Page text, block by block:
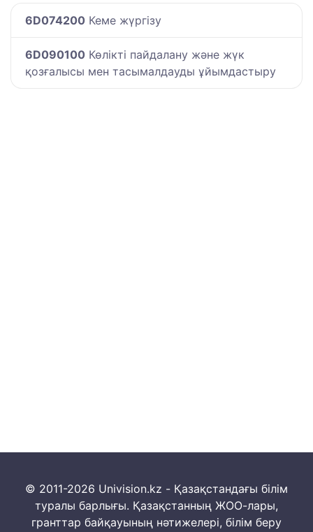
6D074200 Кеме жүргізу
6D090100 Көлікті пайдалану және жүк
қозғалысы мен тасымалдауды ұйымдастыру
© 2011-2026 Univision.kz - Қазақстандағы білім
туралы барлығы. Қазақстанның ЖОО-лары,
гранттар байқауының нәтижелері, білім беру